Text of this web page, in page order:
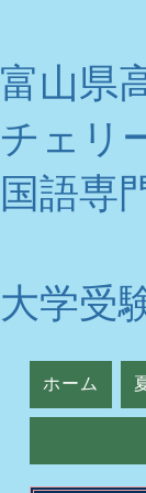
富山県
チェリ
国語専
大学受
ホーム